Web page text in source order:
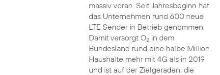
massiv voran. Seit Jahresbeginn hat
das Unternehmen rund 600 neue
LTE Sender in Betrieb genommen.
Damit versorgt O2in dem
Bundesland rund eine halbe Million
Haushalte mehr mit 4G als in 2019
und ist auf der Zielgeraden, die